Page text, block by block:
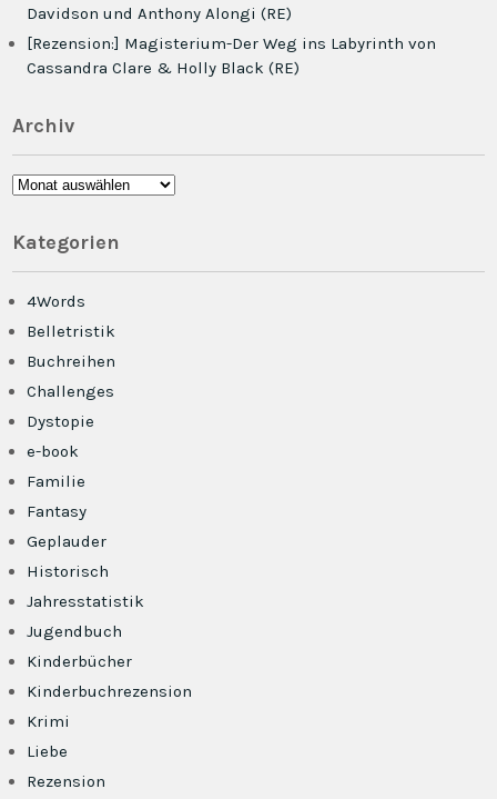
Davidson und Anthony Alongi (RE)
[Rezension:] Magisterium-Der Weg ins Labyrinth von
Cassandra Clare & Holly Black (RE)
Archiv
Archiv
Kategorien
4Words
Belletristik
Buchreihen
Challenges
Dystopie
e-book
Familie
Fantasy
Geplauder
Historisch
Jahresstatistik
Jugendbuch
Kinderbücher
Kinderbuchrezension
Krimi
Liebe
Rezension